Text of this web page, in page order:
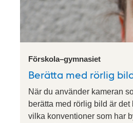
Förskola–gymnasiet
Berätta med rörlig
När du använder kameran
berätta med rörlig bild är det
vilka konventioner som har